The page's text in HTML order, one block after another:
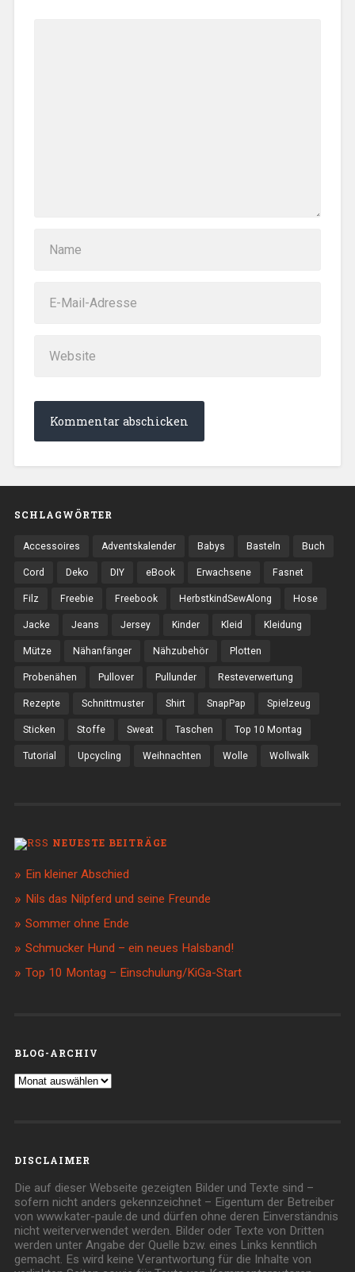
SCHLAGWÖRTER
Accessoires Adventskalender Babys Basteln Buch
Cord Deko DIY eBook Erwachsene Fasnet
Filz Freebie Freebook HerbstkindSewAlong Hose
Jacke Jeans Jersey Kinder Kleid Kleidung
Mütze Nähanfänger Nähzubehör Plotten
Probenähen Pullover Pullunder Resteverwertung
Rezepte Schnittmuster Shirt SnapPap Spielzeug
Sticken Stoffe Sweat Taschen Top 10 Montag
Tutorial Upcycling Weihnachten Wolle Wollwalk
NEUESTE BEITRÄGE
Ein kleiner Abschied
Nils das Nilpferd und seine Freunde
Sommer ohne Ende
Schmucker Hund – ein neues Halsband!
Top 10 Montag – Einschulung/KiGa-Start
BLOG-ARCHIV
Blog-
Archiv
DISCLAIMER
Die auf dieser Webseite gezeigten Bilder und Texte sind –
sofern nicht anders gekennzeichnet – Eigentum der Betreiber
von www.kater-paule.de und dürfen ohne deren Einverständnis
nicht weiterverwendet werden. Bilder oder Texte von Dritten
werden unter Angabe der Quelle bzw. eines Links kenntlich
gemacht. Es wird keine Verantwortung für die Inhalte von